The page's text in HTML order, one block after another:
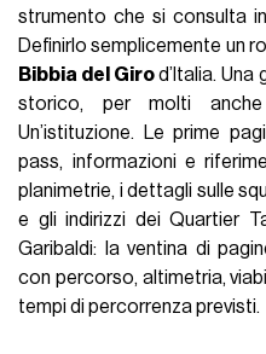
strumento che si consulta
Definirlo semplicemente un
Bibbia del Girod’Italia. Una
storico, per molti
Un’istituzione. Le prime
pass, informazioni e
planimetrie, i dettagli sulle
e gli indirizzi dei Quartier
Garibaldi: la ventina di
con percorso, altimetria,
tempi di percorrenza previsti.